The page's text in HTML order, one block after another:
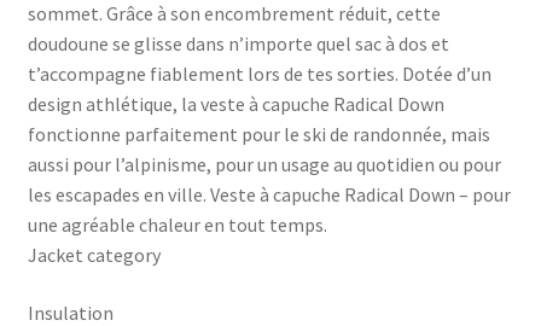
sommet. Grâce à son encombrement réduit, cette
doudoune se glisse dans n’importe quel sac à dos et
t’accompagne fiablement lors de tes sorties. Dotée d’un
design athlétique, la veste à capuche Radical Down
fonctionne parfaitement pour le ski de randonnée, mais
aussi pour l’alpinisme, pour un usage au quotidien ou pour
les escapades en ville. Veste à capuche Radical Down – pour
une agréable chaleur en tout temps.
Jacket category
Insulation